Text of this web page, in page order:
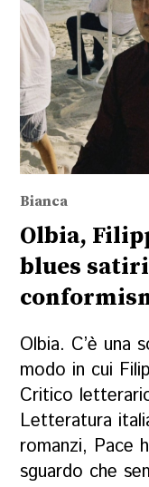
Bianca
Olbia,
blues
Olbia. C’è una
modo in cui
Critico
Letteratura
romanzi, Pace
sguardo che